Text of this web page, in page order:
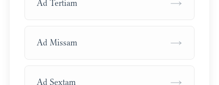
Ad Tertiam →
Ad Missam →
Ad Sextam →